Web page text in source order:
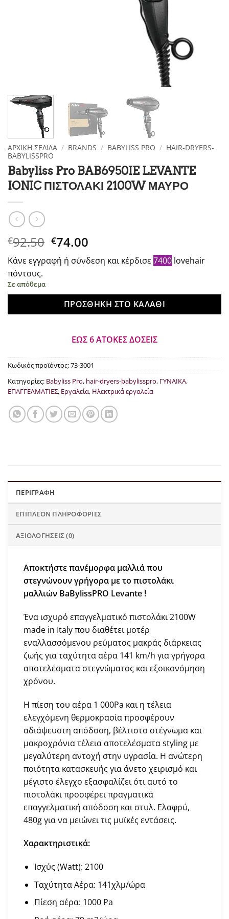
ΑΡΧΙΚΉ ΣΕΛΊΔΑ / BRANDS / BABYLISS PRO / HAIR-DRYERS-
BABYLISSPRO
Babyliss Pro BAB6950IE LEVANTE
IONIC ΠΙΣΤΟΛΑΚΙ 2100W ΜΑΥΡΟ
€92.50 Original
price
was:
€74.00
τρέχουσα
τιμή
€74.00.
Κάνε εγγραφή ή σύνδεση και κέρδισε 7400 lovehair
πόντους.
Σε απόθεμα
ΠΡΟΣΘΉΚΗ ΣΤΟ ΚΑΛΆΘΙ
ΕΩΣ 6 ΑΤΟΚΕΣ ΔΟΣΕΙΣ
Κωδικός προϊόντος:73-3001
Κατηγορίες: Babyliss Pro, hair-dryers-babylisspro, ΓΥΝΑΙΚΑ,
ΕΠΑΓΓΕΛΜΑΤΙΕΣ, Εργαλεία, Ηλεκτρικά εργαλεία
ΠΕΡΙΓΡΑΦΉ
ΕΠΙΠΛΈΟΝ ΠΛΗΡΟΦΟΡΊΕΣ
ΑΞΙΟΛΟΓΉΣΕΙΣ (0)
Αποκτήστε πανέμορφα μαλλιά που
στεγνώνουν γρήγορα με το πιστολάκι
μαλλιών BaBylissPRO Levante !
Ένα ισχυρό επαγγελματικό πιστολάκι 2100W
made in Italy που διαθέτει μοτέρ
εναλλασσόμενου ρεύματος μακράς διάρκειας
ζωής για ταχύτητα αέρα 141 km/h για γρήγορα
αποτελέσματα στεγνώματος και εξοικονόμηση
χρόνου.
Η πίεση του αέρα 1 000Pa και η τέλεια
ελεγχόμενη θερμοκρασία προσφέρουν
αδιάψευστη απόδοση, βέλτιστο στέγνωμα και
μακροχρόνια τέλεια αποτελέσματα styling με
μεγαλύτερη αντοχή στην υγρασία. Η ανώτερη
ποιότητα κατασκευής για άνετο χειρισμό και
μέγιστο έλεγχο εξασφαλίζει ότι αυτό το
πιστολάκι προσφέρει πραγματικά
επαγγελματική απόδοση και στυλ. Ελαφρύ,
480g για να μειώνει τις μυϊκές εντάσεις.
Χαρακτηριστικά:
Ισχύς (Watt): 2100
Ταχύτητα Αέρα: 141χλμ/ώρα
Πίεση αέρα: 1000 Pa